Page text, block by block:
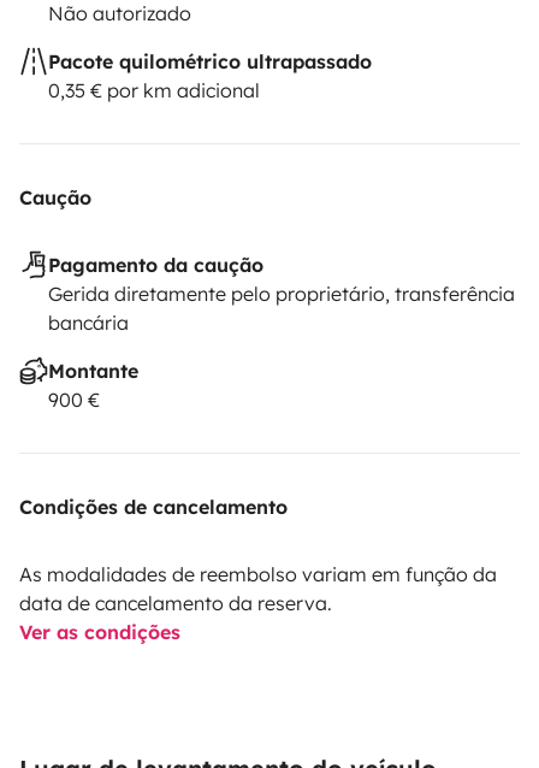
Não autorizado
Pacote quilométrico ultrapassado
0,35 € por km adicional
Caução
Pagamento da caução
Gerida diretamente pelo proprietário, transferência
bancária
Montante
900 €
Condições de cancelamento
As modalidades de reembolso variam em função da
data de cancelamento da reserva.
Ver as condições